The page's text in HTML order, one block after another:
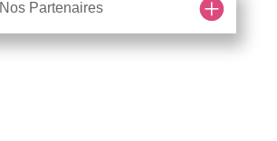
Nos Partenaires